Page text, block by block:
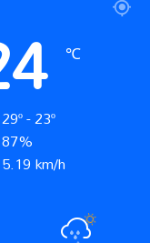
℃
29º - 23º
87%
5.19 km/h